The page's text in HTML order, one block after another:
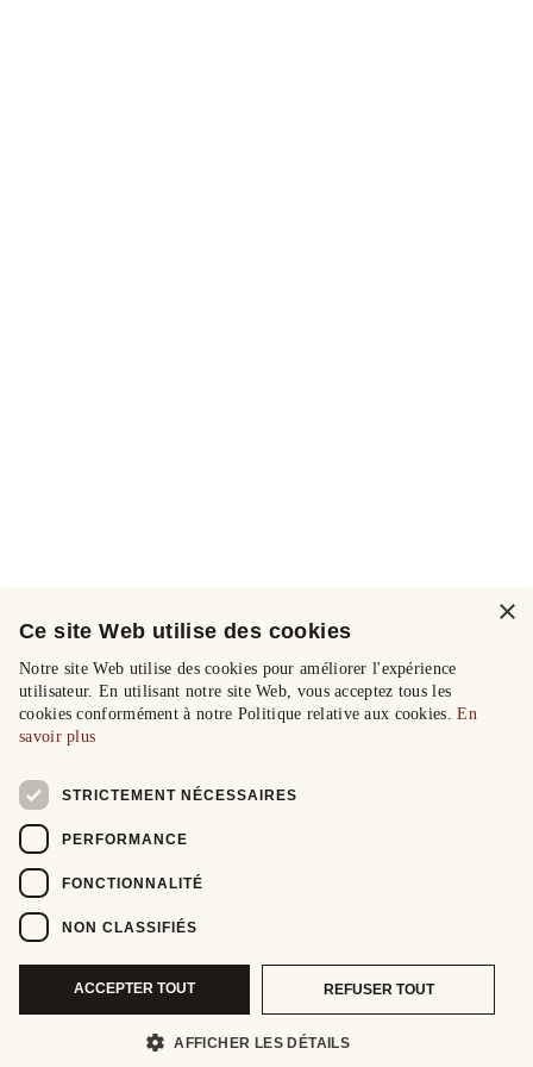
×
Ce site Web utilise des cookies
Notre site Web utilise des cookies pour améliorer l'expérience
utilisateur. En utilisant notre site Web, vous acceptez tous les
cookies conformément à notre Politique relative aux cookies.En
savoir plus
STRICTEMENT NÉCESSAIRES
PERFORMANCE
FONCTIONNALITÉ
NON CLASSIFIÉS
ACCEPTER TOUT REFUSER TOUT
AFFICHER LES DÉTAILS